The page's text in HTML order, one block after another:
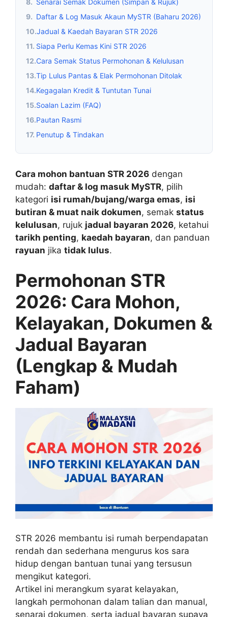
9. Daftar & Log Masuk Akaun MySTR (Baharu 2026)
10.Jadual & Kaedah Bayaran STR 2026
11. Siapa Perlu Kemas Kini STR 2026
12.Cara Semak Status Permohonan & Kelulusan
13.Tip Lulus Pantas & Elak Permohonan Ditolak
14.Kegagalan Kredit & Tuntutan Tunai
15.Soalan Lazim (FAQ)
16.Pautan Rasmi
17. Penutup & Tindakan
Cara mohon bantuan STR 2026 dengan
mudah: daftar & log masuk MySTR, pilih
kategori isi rumah/bujang/warga emas, isi
butiran & muat naik dokumen, semak status
kelulusan, rujuk jadual bayaran 2026, ketahui
tarikh penting, kaedah bayaran, dan panduan
rayuan jika tidak lulus.
Permohonan STR
2026: Cara Mohon,
Kelayakan, Dokumen &
Jadual Bayaran
(Lengkap & Mudah
Faham)
STR 2026 membantu isi rumah berpendapatan
rendah dan sederhana mengurus kos sara
hidup dengan bantuan tunai yang tersusun
mengikut kategori.
Artikel ini merangkum syarat kelayakan,
langkah permohonan dalam talian dan manual,
senarai dokumen, serta jadual bayaran supaya